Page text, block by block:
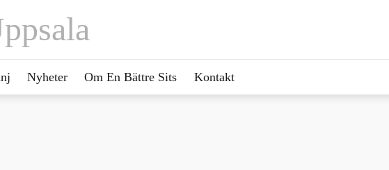
Nyheter Om En Bättre Sits Kontakt